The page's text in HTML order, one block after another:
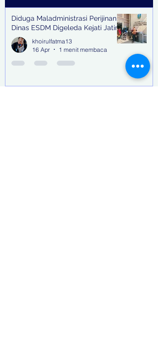
Diduga Maladministrasi Perijinan,
Dinas ESDM Digeleda Kejati Jatim
khoirulfatma13
16 Apr
1 menit membaca